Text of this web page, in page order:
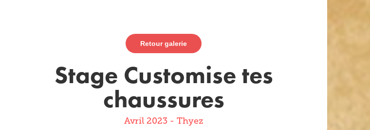
Retour galerie
Stage Customise tes
chaussures
Avril 2023 - Thyez